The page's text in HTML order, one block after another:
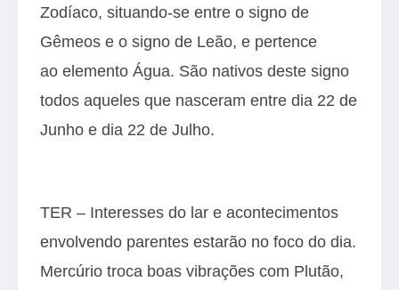
Zodíaco, situando-se entre o signo de
Gêmeos e o signo de Leão, e pertence
ao elemento Água. São nativos deste signo
todos aqueles que nasceram entre dia 22 de
Junho e dia 22 de Julho.
TER – Interesses do lar e acontecimentos
envolvendo parentes estarão no foco do dia.
Mercúrio troca boas vibrações com Plutão,